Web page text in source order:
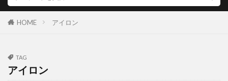
HOME アイロン
TAG
アイロン